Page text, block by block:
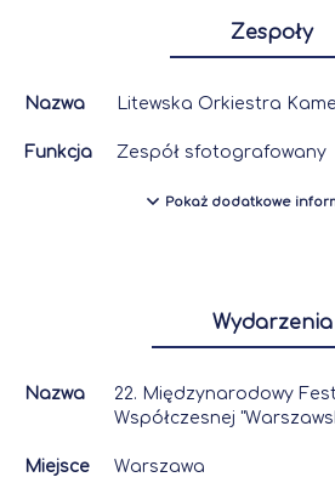
Zespoły
Nazwa Litewska Orkiestra
Funkcja Zespół sfotografowany
Pokaż dodatkowe
Wydarzenia
Nazwa
22. Międzynarodowy
Współczesnej
Miejsce Warszawa